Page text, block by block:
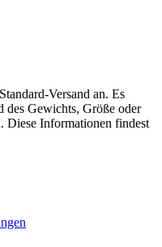
Versand an. Es
des Gewichts, Größe oder
Diese Informationen findest